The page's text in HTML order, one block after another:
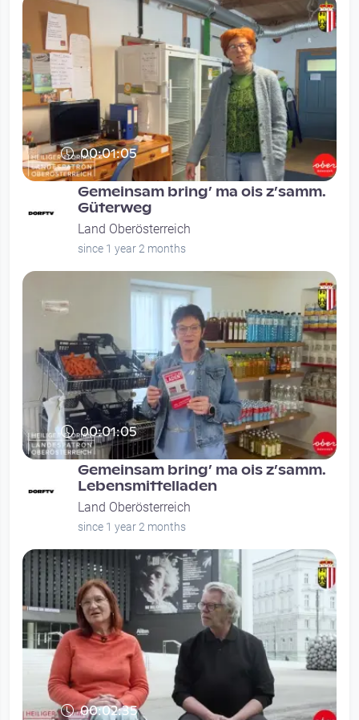
00:01:05
Gemeinsam bring’ ma ois z’samm.
Güterweg
Land Oberösterreich
since 1 year 2 months
00:01:05
Gemeinsam bring’ ma ois z’samm.
Lebensmittelladen
Land Oberösterreich
since 1 year 2 months
00:02:35